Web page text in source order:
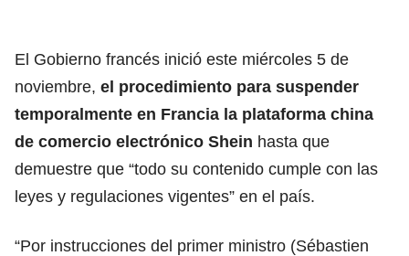
El Gobierno francés inició este miércoles 5 de
noviembre, el procedimiento para suspender
temporalmente en Francia la plataforma china
de comercio electrónico Shein hasta que
demuestre que “todo su contenido cumple con las
leyes y regulaciones vigentes” en el país.
“Por instrucciones del primer ministro (Sébastien